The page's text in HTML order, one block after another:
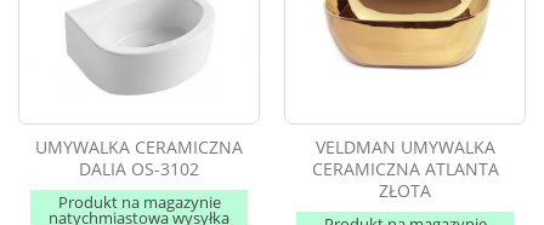
UMYWALKA CERAMICZNA
DALIA OS-3102
Produkt na magazynie
natychmiastowa wysyłka
VELDMAN UMYWALKA
CERAMICZNA ATLANTA
ZŁOTA